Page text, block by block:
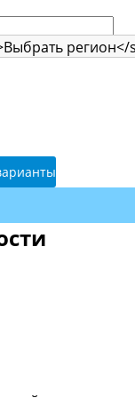
регион</